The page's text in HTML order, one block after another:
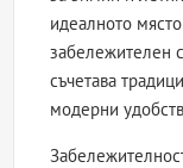
идеалното
забележителен
съчетава
модерни